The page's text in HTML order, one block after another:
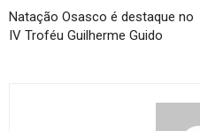
Natação Osasco é destaque no
IV Troféu Guilherme Guido